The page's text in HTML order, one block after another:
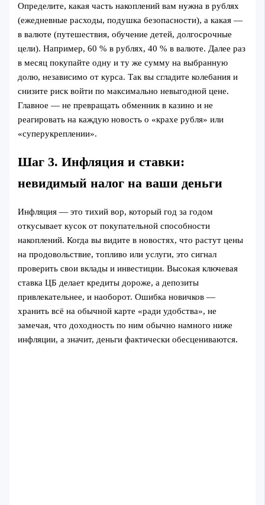
Определите, какая часть накоплений вам нужна в рублях
(ежедневные расходы, подушка безопасности), а какая —
в валюте (путешествия, обучение детей, долгосрочные
цели). Например, 60 % в рублях, 40 % в валюте. Далее раз
в месяц покупайте одну и ту же сумму на выбранную
долю, независимо от курса. Так вы сгладите колебания и
снизите риск войти по максимально невыгодной цене.
Главное — не превращать обменник в казино и не
реагировать на каждую новость о «крахе рубля» или
«суперукреплении».
Шаг 3. Инфляция и ставки:
невидимый налог на ваши деньги
Инфляция — это тихий вор, который год за годом
откусывает кусок от покупательной способности
накоплений. Когда вы видите в новостях, что растут цены
на продовольствие, топливо или услуги, это сигнал
проверить свои вклады и инвестиции. Высокая ключевая
ставка ЦБ делает кредиты дороже, а депозиты
привлекательнее, и наоборот. Ошибка новичков —
хранить всё на обычной карте «ради удобства», не
замечая, что доходность по ним обычно намного ниже
инфляции, а значит, деньги фактически обесцениваются.